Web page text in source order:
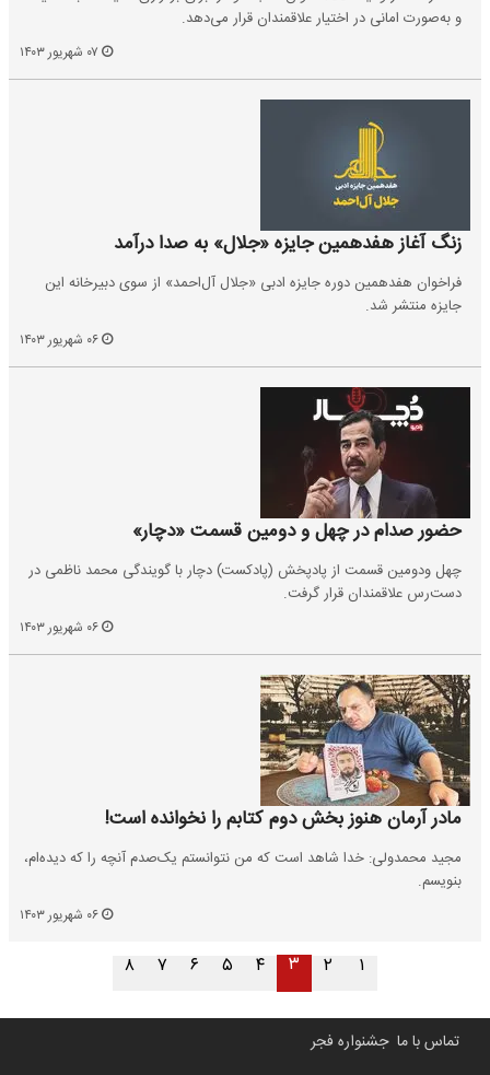
و به‌صورت امانی در اختیار علاقمندان قرار می‌دهد.
زنگ آغاز هفدهمین جایزه «جلال» به صدا درآمد
فراخوان هفدهمین دوره‌ جایزه‌ ادبی «جلال آل‌احمد» از سوی دبیرخانه این
جایزه منتشر شد.
حضور صدام در چهل و دومین قسمت «دچار»
چهل ودومین قسمت از پادپخش (پادکست) دچار با گویندگی محمد ناظمی در
دست‌رس علاقمندان قرار گرفت.
مادر آرمان هنوز بخش دوم کتابم را نخوانده است!
مجید محمدولی: خدا شاهد است که من نتوانستم یک‌صدم آنچه را که دیده‌ام،
بنویسم.
۱ ۲ ۳ ۴ ۵ ۶ ۷ ۸
تماس با ما جشنواره فجر